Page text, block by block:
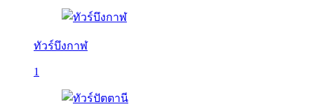
ทัวร์บึงกาฬ
1